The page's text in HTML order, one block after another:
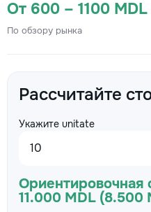
От 600 – 1100
По обзору рынка
Рассчитайте
Укажите unitate
Ориентировочная
11.000 MDL (8.500